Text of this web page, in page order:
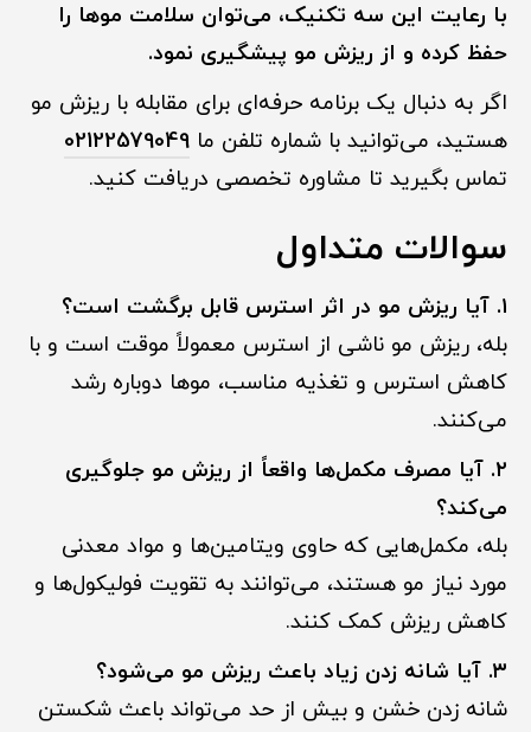
با رعایت این سه تکنیک، می‌توان سلامت موها را
حفظ کرده و از ریزش مو پیشگیری نمود.
اگر به دنبال یک برنامه حرفه‌ای برای مقابله با ریزش مو
هستید، می‌توانید با شماره تلفن ما 02122579049
تماس بگیرید تا مشاوره تخصصی دریافت کنید.
سوالات متداول
۱. آیا ریزش مو در اثر استرس قابل برگشت است؟
بله، ریزش مو ناشی از استرس معمولاً موقت است و با
کاهش استرس و تغذیه مناسب، موها دوباره رشد
می‌کنند.
۲. آیا مصرف مکمل‌ها واقعاً از ریزش مو جلوگیری
می‌کند؟
بله، مکمل‌هایی که حاوی ویتامین‌ها و مواد معدنی
مورد نیاز مو هستند، می‌توانند به تقویت فولیکول‌ها و
کاهش ریزش کمک کنند.
۳. آیا شانه زدن زیاد باعث ریزش مو می‌شود؟
شانه زدن خشن و بیش از حد می‌تواند باعث شکستن